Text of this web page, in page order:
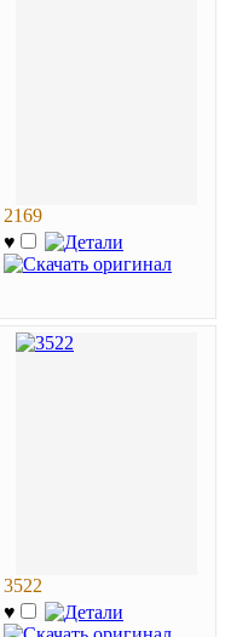
2169
♥
3522
♥